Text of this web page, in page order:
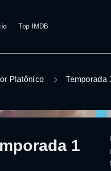
Top IMDB
Platônico Temporada
1